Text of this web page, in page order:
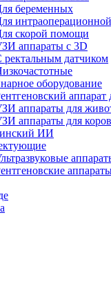
беременных
скорой помощи
аппараты с 3D
ректальным датчиком
оборудование
аппарат
аппараты для
аппараты для коров
ИИ